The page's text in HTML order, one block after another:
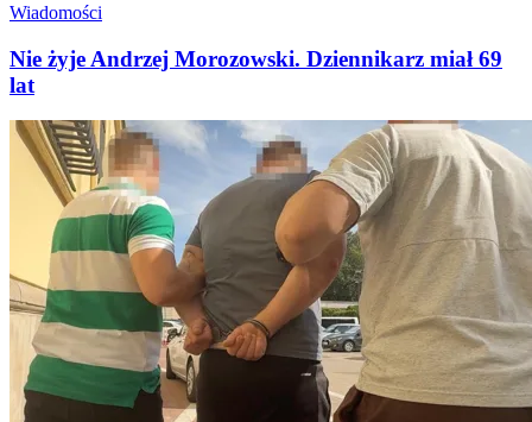
Wiadomości
Nie żyje Andrzej Morozowski. Dziennikarz miał 69
lat